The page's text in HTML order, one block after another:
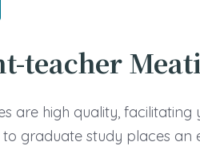
teacher
are high quality,
graduate study places an